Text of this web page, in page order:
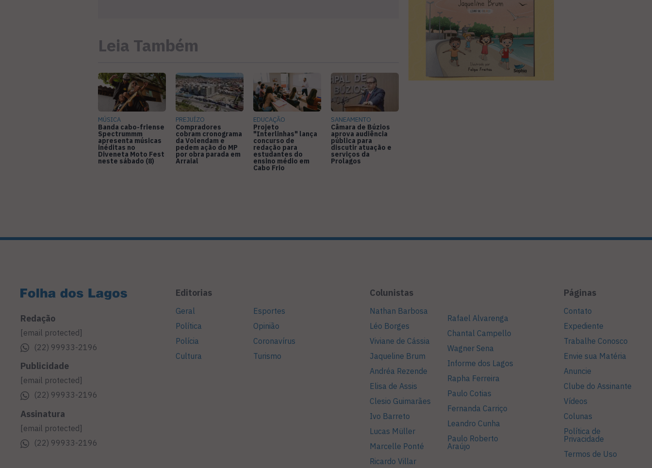
Leia Também
MÚSICA
Banda cabo-friense
Spectrummm
apresenta músicas
inéditas no
Diveneta Moto Fest
neste sábado (8)
PREJUÍZO
Compradores
cobram cronograma
da Volendam e
pedem ação do MP
por obra parada em
Arraial
EDUCAÇÃO
Projeto
"Interlinhas" lança
concurso de
redação para
estudantes do
ensino médio em
Cabo Frio
SANEAMENTO
Câmara de Búzios
aprova audiência
pública para
discutir atuação e
serviços da
Prolagos
Redação
[email protected]
(22) 99933-2196
Publicidade
[email protected]
(22) 99933-2196
Assinatura
[email protected]
(22) 99933-2196
Editorias
Geral
Política
Polícia
Cultura
Esportes
Opinião
Coronavírus
Turismo
Colunistas
Nathan Barbosa
Léo Borges
Viviane de Cássia
Jaqueline Brum
Andréa Rezende
Elisa de Assis
Clesio Guimarães
Ivo Barreto
Lucas Müller
Marcelle Ponté
Ricardo Villar
Rafael Alvarenga
Chantal Campello
Wagner Sena
Informe dos Lagos
Rapha Ferreira
Paulo Cotias
Fernanda Carriço
Leandro Cunha
Paulo Roberto
Araújo
Páginas
Contato
Expediente
Trabalhe Conosco
Envie sua Matéria
Anuncie
Clube do Assinante
Vídeos
Colunas
Política de
Privacidade
Termos de Uso